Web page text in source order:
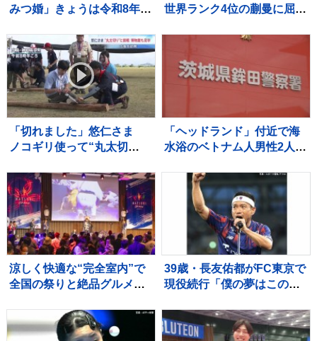
みつ婚」きょうは令和8年8
内の自治体窓口には多くの
カップルが…
世界ランク4位の蒯曼に屈
壁を越えられず【WTTチャ
「切れました」悠仁さま
ノコギリ使って“丸太切
のキャンプ大会 博物館も
鑑賞 広島 1泊2日の日程
終えきょう（8日）帰京
「ヘッドランド」付近で海
水浴のベトナム人男性2人が
涼しく快適な“完全室内”で
全国の祭りと絶品グルメを
39歳・長友佑都がFC東京で
現役続行「僕の夢はこのユ
ャーレを掲げること」サポ
ーターから大歓声浴びる